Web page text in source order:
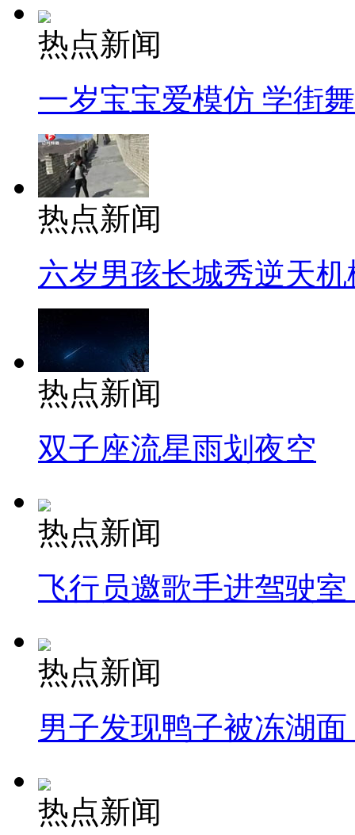
热点新闻
一岁宝宝爱模仿 学街
热点新闻
六岁男孩长城秀逆天机
热点新闻
双子座流星雨划夜空
热点新闻
飞行员邀歌手进驾驶
热点新闻
男子发现鸭子被冻湖
热点新闻